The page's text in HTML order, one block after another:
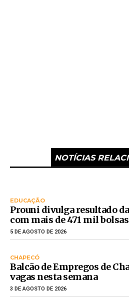
NOTÍCIAS
EDUCAÇÃO
Prouni divulga resultado
com mais de 471 mil bolsas
5 DE AGOSTO DE 2026
CHAPECÓ
Balcão de Empregos de
vagas nesta semana
3 DE AGOSTO DE 2026